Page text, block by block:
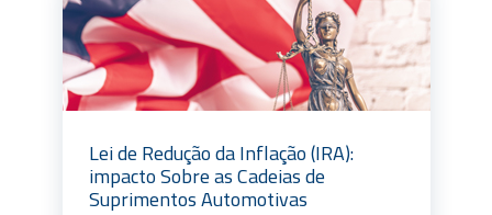
Lei de Redução da Inflação (IRA):
impacto Sobre as Cadeias de
Suprimentos Automotivas